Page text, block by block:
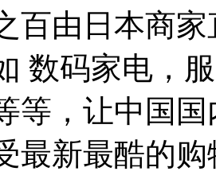
百由日本商
数码家电，
等，让中国
最新最酷的